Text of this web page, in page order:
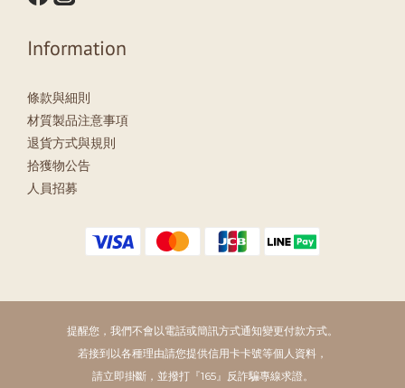
Information
條款與細則
材質製品注意事項
退貨方式與規則
拾獲物公告
人員招募
提醒您，我們不會以電話或簡訊方式通知變更付款方式。
若接到以各種理由請您提供信用卡卡號等個人資料，
請立即掛斷，並撥打『165』反詐騙專線求證。